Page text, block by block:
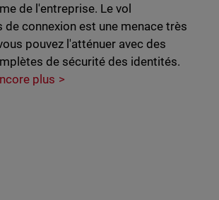
de l'entreprise. Le vol
connexion est une menace très
pouvez l'atténuer avec des
de sécurité des identités.
plus